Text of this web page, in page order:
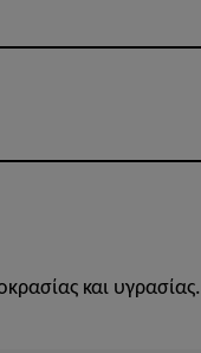
και υγρασίας.